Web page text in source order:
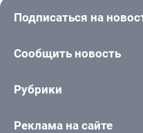
Подписаться на
Сообщить новость
Рубрики
Реклама на сайте